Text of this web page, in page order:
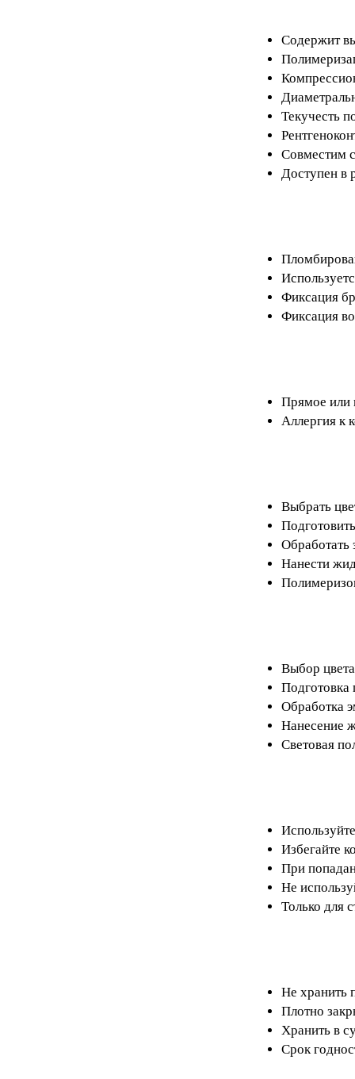
Содержит
Текучесть
Совместим
Доступен в
Фиксация
Фиксация
Прямое или
Аллергия к
Выбрать
Обработать
Нанести
Выбор
Подготовка
Обработка
Нанесение
Световая
Избегайте
При
Не
Только для
Не хранить
Плотно
Хранить в
Срок